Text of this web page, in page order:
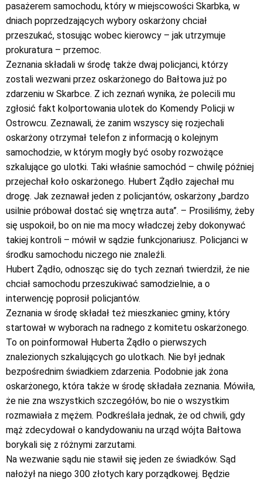
pasażerem samochodu, który w miejscowości Skarbka, w
dniach poprzedzających wybory oskarżony chciał
przeszukać, stosując wobec kierowcy – jak utrzymuje
prokuratura – przemoc.
Zeznania składali w środę także dwaj policjanci, którzy
zostali wezwani przez oskarżonego do Bałtowa już po
zdarzeniu w Skarbce. Z ich zeznań wynika, że polecili mu
zgłosić fakt kolportowania ulotek do Komendy Policji w
Ostrowcu. Zeznawali, że zanim wszyscy się rozjechali
oskarżony otrzymał telefon z informacją o kolejnym
samochodzie, w którym mogły być osoby rozwożące
szkalujące go ulotki. Taki właśnie samochód – chwilę później
przejechał koło oskarżonego. Hubert Żądło zajechał mu
drogę. Jak zeznawał jeden z policjantów, oskarżony „bardzo
usilnie próbował dostać się wnętrza auta”. – Prosiliśmy, żeby
się uspokoił, bo on nie ma mocy władczej żeby dokonywać
takiej kontroli – mówił w sądzie funkcjonariusz. Policjanci w
środku samochodu niczego nie znaleźli.
Hubert Żądło, odnosząc się do tych zeznań twierdził, że nie
chciał samochodu przeszukiwać samodzielnie, a o
interwencję poprosił policjantów.
Zeznania w środę składał też mieszkaniec gminy, który
startował w wyborach na radnego z komitetu oskarżonego.
To on poinformował Huberta Żądło o pierwszych
znalezionych szkalujących go ulotkach. Nie był jednak
bezpośrednim świadkiem zdarzenia. Podobnie jak żona
oskarżonego, która także w środę składała zeznania. Mówiła,
że nie zna wszystkich szczegółów, bo nie o wszystkim
rozmawiała z mężem. Podkreślała jednak, że od chwili, gdy
mąż zdecydował o kandydowaniu na urząd wójta Bałtowa
borykali się z różnymi zarzutami.
Na wezwanie sądu nie stawił się jeden ze świadków. Sąd
nałożył na niego 300 złotych kary porządkowej. Będzie